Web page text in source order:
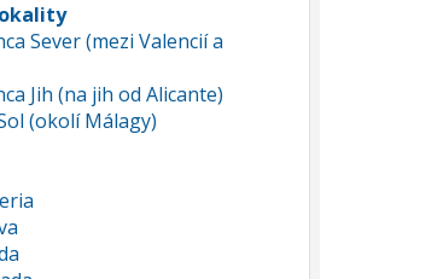
Sever (mezi Valencií a
Jih (na jih od Alicante)
(okolí Málagy)